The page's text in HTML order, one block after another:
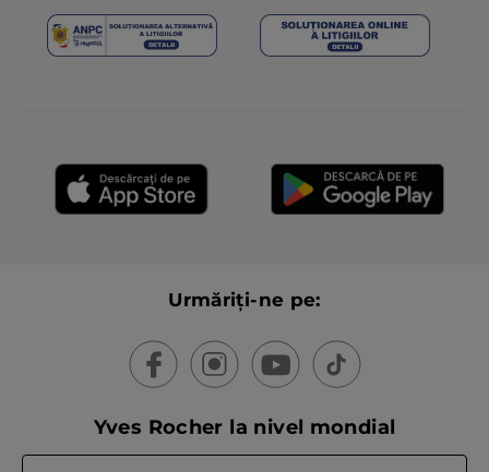
Urmăriți-ne pe:
Yves Rocher la nivel mondial